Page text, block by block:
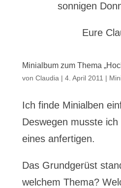
sonnigen
Eure
Minialbum zum Thema
von Claudia | 4. April 2011 |
Ich finde Minialben
Deswegen musste
eines anfertigen.
Das Grundgerüst
welchem Thema?